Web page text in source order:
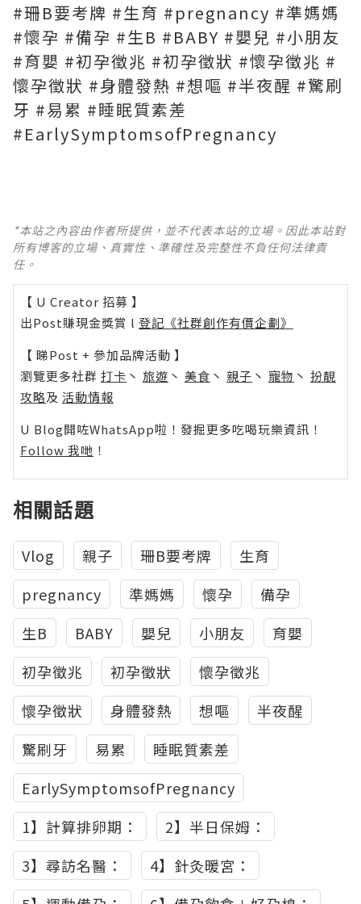
#珊B要考牌 #生育 #pregnancy #準媽媽
#懷孕 #備孕 #生B #BABY #嬰兒 #小朋友
#育嬰 #初孕徵兆 #初孕徵狀 #懷孕徵兆 #
懷孕徵狀 #身體發熱 #想嘔 #半夜醒 #驚刷
牙 #易累 #睡眠質素差
#EarlySymptomsofPregnancy
*本站之內容由作者所提供，並不代表本站的立場。因此本站對
所有博客的立場、真實性、準確性及完整性不負任何法律責
任。
【 U Creator 招募 】
出Post賺現金獎賞 l 登記《社群創作有價企劃》
【 睇Post + 參加品牌活動 】
瀏覽更多社群 打卡 丶 旅遊 丶 美食 丶 親子 丶 寵物 丶 扮靚
攻略及 活動情報
U Blog開咗WhatsApp啦！發掘更多吃喝玩樂資訊！
Follow 我哋 ！
相關話題
Vlog 親子 珊B要考牌
生育
pregnancy
準媽媽 懷孕
備孕
生B
BABY 嬰兒 小朋友
育嬰
初孕徵兆
初孕徵狀
懷孕徵兆
懷孕徵狀
身體發熱 想嘔
半夜醒
驚刷牙
易累
睡眠質素差
EarlySymptomsofPregnancy
1】計算排卵期：
2】半日保姆：
3】尋訪名醫：
4】針灸暖宮：